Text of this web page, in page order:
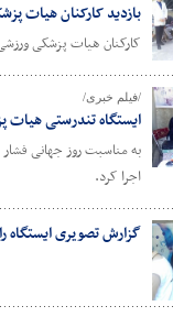
بازدید کارکنان هیات
کارکنان هیات پزشکی
/فیلم خبری/
ایستگاه تندرستی
به مناسبت روز جهانی فشار
اجرا کرد.
گزارش تصویری ایستگاه